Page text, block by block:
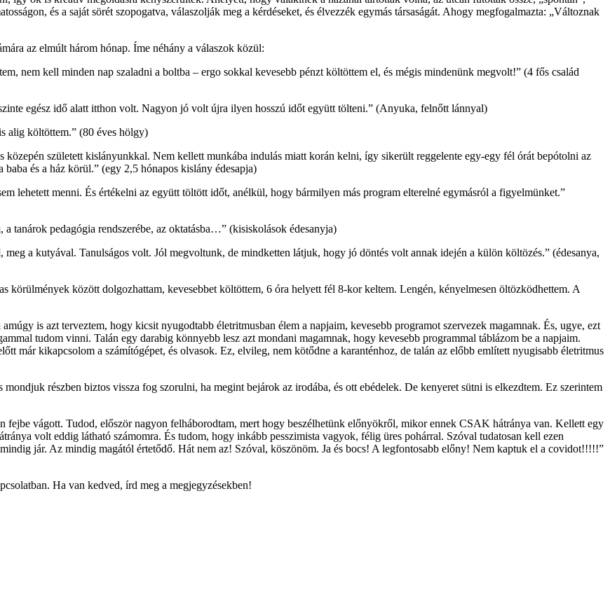
és a saját sörét szopogatva, válaszolják meg a kérdéseket, és élvezzék egymás társaságát. Ahogy megfogalmazta: „Változnak
az elmúlt három hónap. Íme néhány a válaszok közül:
nem kell minden nap szaladni a boltba – ergo sokkal kevesebb pénzt költöttem el, és mégis mindenünk megvolt!” (4 fős család
egész idő alatt itthon volt. Nagyon jó volt újra ilyen hosszú időt együtt tölteni.” (Anyuka, felnőtt lánnyal)
alig költöttem.” (80 éves hölgy)
született kislányunkkal. Nem kellett munkába indulás miatt korán kelni, így sikerült reggelente egy-egy fél órát bepótolni az
és a ház körül.” (egy 2,5 hónapos kislány édesapja)
lehetett menni. És értékelni az együtt töltött időt, anélkül, hogy bármilyen más program elterelné egymásról a figyelmünket.”
tanárok pedagógia rendszerébe, az oktatásba…” (kisiskolások édesanyja)
a kutyával. Tanulságos volt. Jól megvoltunk, de mindketten látjuk, hogy jó döntés volt annak idején a külön költözés.” (édesanya,
körülmények között dolgozhattam, kevesebbet költöttem, 6 óra helyett fél 8-kor keltem. Lengén, kényelmesen öltözködhettem. A
is azt terveztem, hogy kicsit nyugodtabb életritmusban élem a napjaim, kevesebb programot szervezek magamnak. És, ugye, ezt
tudom vinni. Talán egy darabig könnyebb lesz azt mondani magamnak, hogy kevesebb programmal táblázom be a napjaim.
már kikapcsolom a számítógépet, és olvasok. Ez, elvileg, nem kötődne a karanténhoz, de talán az előbb említett nyugisabb életritmus
részben biztos vissza fog szorulni, ha megint bejárok az irodába, és ott ebédelek. De kenyeret sütni is elkezdtem. Ez szerintem
fejbe vágott. Tudod, először nagyon felháborodtam, mert hogy beszélhetünk előnyökről, mikor ennek CSAK hátránya van. Kellett egy
volt eddig látható számomra. És tudom, hogy inkább pesszimista vagyok, félig üres pohárral. Szóval tudatosan kell ezen
jár. Az mindig magától értetődő. Hát nem az! Szóval, köszönöm. Ja és bocs! A legfontosabb előny! Nem kaptuk el a covidot!!!!!”
Ha van kedved, írd meg a megjegyzésekben!